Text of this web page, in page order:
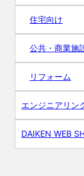
住宅向け
公共・商業施
リフォーム
エンジニアリン
DAIKEN WEB